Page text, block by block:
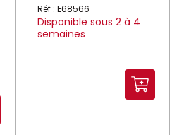
Réf : E68566
Disponible sous 2 à 4
semaines